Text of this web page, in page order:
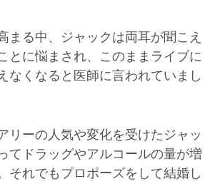
まる中、ジャックは両耳が聞こえ
とに悩まされ、このままライブに
なくなると医師に言われていまし
リーの人気や変化を受けたジャッ
てドラッグやアルコールの量が増
それでもプロポーズをして結婚し